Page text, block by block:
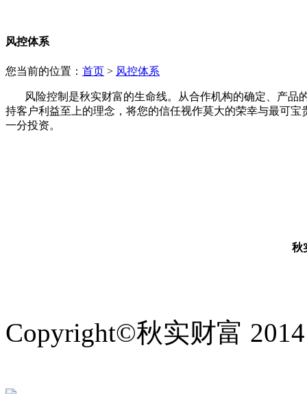
风控体系
您当前的位置： 首页 > 风控体系
风险控制是秋实财富的生命线。从合作机构的确定、产品
持客户利益至上的理念，将您的信任视作莫大的荣幸与最可
一分投资。
秋
Copyright©秋实财富 2014